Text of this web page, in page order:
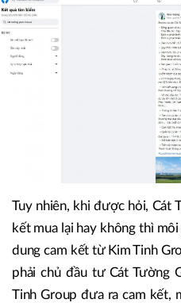
Tuy nhiên, khi được hỏi, Cát
kết mua lại hay không thì
dung cam kết từ Kim Tinh
phải chủ đầu tư Cát Tường
Tinh Group đưa ra cam kết,